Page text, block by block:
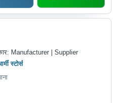
Manufacturer | Supplier
स्टोर्स